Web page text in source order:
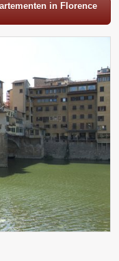
in Florence